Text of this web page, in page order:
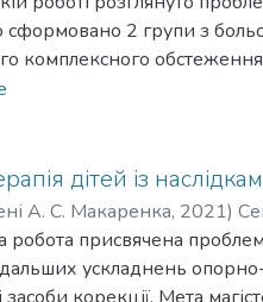
сформовано 2 групи з
комплексного
ніж в контрольній
рухів у
показниками основної та
Довжина функціонально
Збільшення всіх
больових відчуттів та
дітей із
А. С. Макаренка, 2021)
робота присвячена
ускладнень